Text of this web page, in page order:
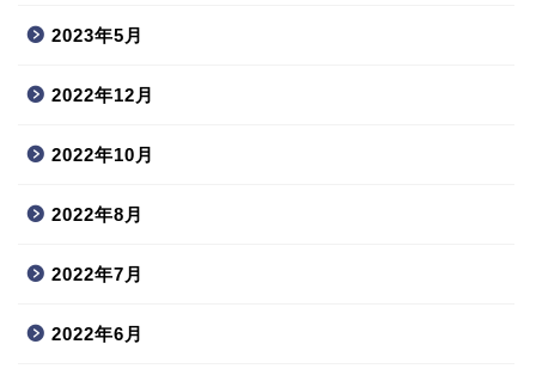
2023年5月
2022年12月
2022年10月
2022年8月
2022年7月
2022年6月